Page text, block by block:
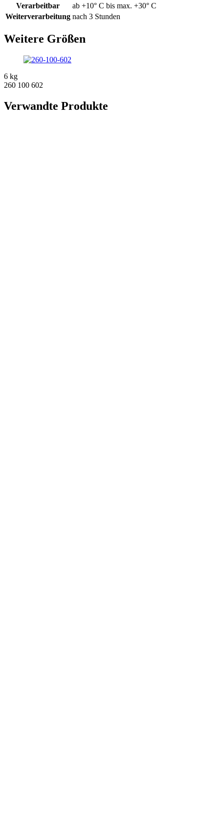
Verarbeitbar
ab +10° C bis max. +30° C
Weiterverarbeitung nach 3 Stunden
Weitere Größen
6 kg
260 100 602
Verwandte Produkte